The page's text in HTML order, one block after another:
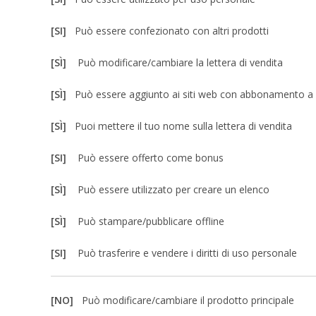
[SI] Può essere confezionato con altri prodotti
[SÌ] Può modificare/cambiare la lettera di vendita
[SÌ] Può essere aggiunto ai siti web con abbonamento
[SÌ] Puoi mettere il tuo nome sulla lettera di vendita
[SI] Può essere offerto come bonus
[SÌ] Può essere utilizzato per creare un elenco
[SÌ] Può stampare/pubblicare offline
[SI] Può trasferire e vendere i diritti di uso personale
[NO] Può modificare/cambiare il prodotto principale